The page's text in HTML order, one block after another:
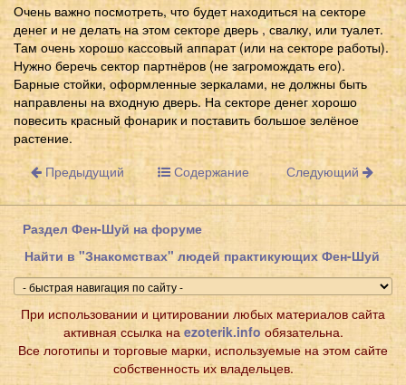
Очень важно посмотреть, что будет находиться на секторе
денег и не делать на этом секторе дверь , свалку, или туалет.
Там очень хорошо кассовый аппарат (или на секторе работы).
Нужно беречь сектор партнёров (не загромождать его).
Барные стойки, оформленные зеркалами, не должны быть
направлены на входную дверь. На секторе денег хорошо
повесить красный фонарик и поставить большое зелёное
растение.
Предыдущий
Содержание Следующий
Раздел Фен-Шуй на форуме
Найти в "Знакомствах" людей практикующих Фен-Шуй
При использовании и цитировании любых материалов сайта
активная ссылка на ezoterik.info обязательна.
Все логотипы и торговые марки, используемые на этом сайте
собственность их владельцев.